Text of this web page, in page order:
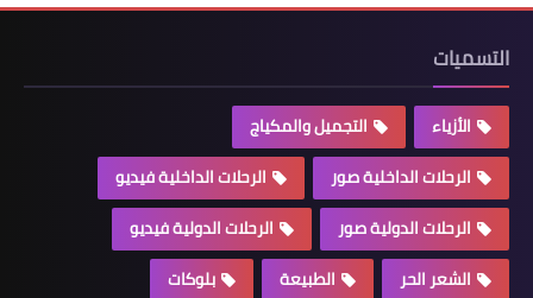
التسميات
الأزياء
التجميل والمكياج
الرحلات الداخلية صور
الرحلات الداخلية فيديو
الرحلات الدولية صور
الرحلات الدولية فيديو
الشعر الحر
الطبيعة
بلوكات